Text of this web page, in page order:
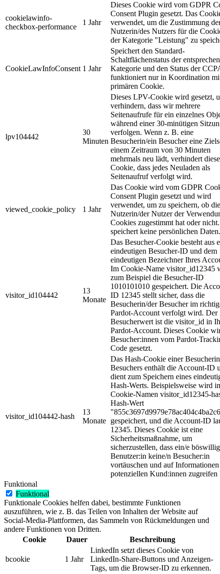
cookielawinfo-
checkbox-performance
1 Jahr
Dieses Cookie wird vom GDPR
Consent Plugin gesetzt. Das
verwendet, um die Zustimmung
Nutzerin/des Nutzers für die
der Kategorie "Leistung" zu
CookieLawInfoConsent 1 Jahr
Speichert den Standard-
Schaltflächenstatus der
Kategorie und den Status der
funktioniert nur in Koordination
primären Cookie.
lpv104442
30
Minuten
Dieses LPV-Cookie wird gesetzt,
verhindern, dass wir mehrere
Seitenaufrufe für ein einzelnes
während einer 30-minütigen
verfolgen. Wenn z. B. eine
Besucherin/ein Besucher eine
einem Zeitraum von 30 Minuten
mehrmals neu lädt, verhindert
Cookie, dass jedes Neuladen als
Seitenaufruf verfolgt wird.
viewed_cookie_policy 1 Jahr
Das Cookie wird vom GDPR
Consent Plugin gesetzt und wird
verwendet, um zu speichern, ob die
Nutzerin/der Nutzer der
Cookies zugestimmt hat oder
speichert keine persönlichen Daten.
visitor_id104442
13
Monate
Das Besucher-Cookie besteht aus
eindeutigen Besucher-ID und dem
eindeutigen Bezeichner Ihres
Im Cookie-Name visitor_id12345
zum Beispiel die Besucher-ID
1010101010 gespeichert. Die
ID 12345 stellt sicher, dass die
Besucherin/der Besucher im
Pardot-Account verfolgt wird. Der
Besucherwert ist die visitor_id in
Pardot-Account. Dieses Cookie
Besucher:innen vom Pardot-
Code gesetzt.
visitor_id104442-hash
13
Monate
Das Hash-Cookie einer
Besuchers enthält die Account-ID
dient zum Speichern eines
Hash-Werts. Beispielsweise wird
Cookie-Namen visitor_id12345-
Hash-Wert
gespeichert, und die Account-ID
12345. Dieses Cookie ist eine
Sicherheitsmaßnahme, um
sicherzustellen, dass ein/e
Benutzer:in keine/n Besucher:in
vortäuschen und auf
potenziellen Kund:innen
Funktional
Funktional
Funktionale Cookies helfen dabei, bestimmte Funktionen
auszuführen, wie z. B. das Teilen von Inhalten der Website auf
Social-Media-Plattformen, das Sammeln von Rückmeldungen und
andere Funktionen von Dritten.
Cookie
Dauer Beschreibung
bcookie 1 Jahr
LinkedIn setzt dieses Cookie von
LinkedIn-Share-Buttons und Anzeigen-
Tags, um die Browser-ID zu erkennen.